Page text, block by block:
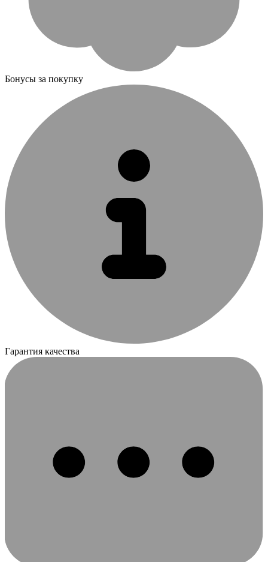
Бонусы за покупку
Гарантия качества